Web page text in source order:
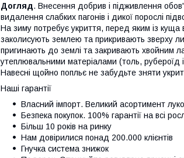
Догляд. Внесення добрив і підживлення
видалення слабких пагонів і дикої порослі
На зиму потребує укриття, перед яким із куща
заколисують землею та прикривають зверху
пригинають до землі та закривають хвойним
утеплювальними матеріалами (толь, рубероїд
Навесні щойно попльє не забудьте зняти
Наші гарантії
Власний імпорт. Великий асортимент
Безпека покупок. 100% гарантії на всі
Більш 10 років на ринку
Нам довірилися понад 200.000 клієнтів
Гнучка система знижок